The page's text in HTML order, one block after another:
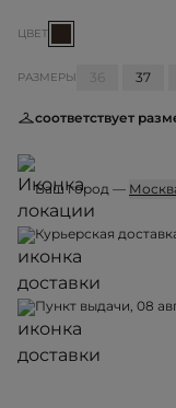
ЦВЕТ
РАЗМЕРЫ 36 37
соответствует
Ваш город —
Курьерская
Пункт выдачи, 08